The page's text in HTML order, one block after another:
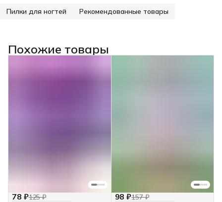
Пилки для ногтей Рекомендованные товары
Похожие товары
78 ₽125 ₽
98 ₽157 ₽